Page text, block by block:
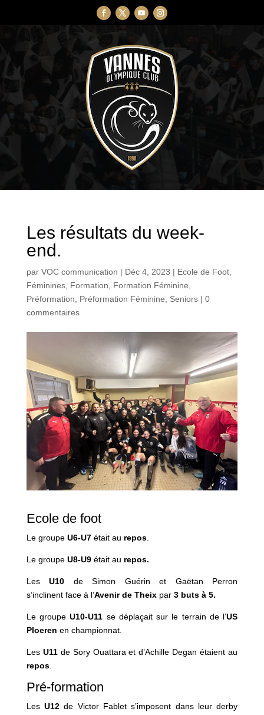
Les résultats du week-
end.
par VOC communication | Déc 4, 2023 | Ecole de Foot,
Féminines, Formation, Formation Féminine,
Préformation, Préformation Féminine, Seniors| 0
commentaires
Ecole de foot
Le groupe U6-U7était au repos.
Le groupe U8-U9 était au repos.
LesU10 de Simon Guérin et Gaëtan Perron
s’inclinent face à l’Avenir de Theix par3 buts à 5.
Le groupe U10-U11 se déplaçait sur le terrain de l’US
Ploeren en championnat.
LesU11de Sory Ouattara et d’Achille Degan étaient au
repos.
Pré-formation
LesU12 de Victor Fablet s’imposent dans leur derby